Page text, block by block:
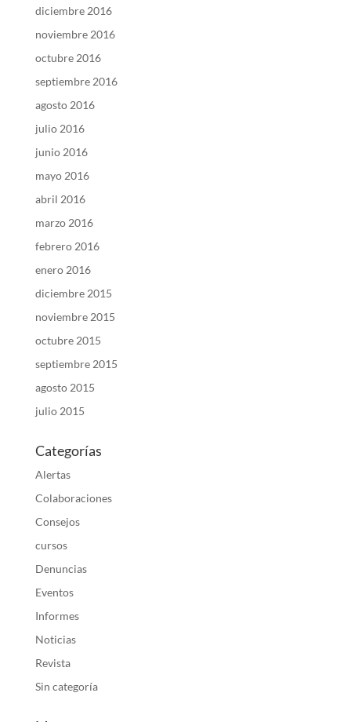
diciembre 2016
noviembre 2016
octubre 2016
septiembre 2016
agosto 2016
julio 2016
junio 2016
mayo 2016
abril 2016
marzo 2016
febrero 2016
enero 2016
diciembre 2015
noviembre 2015
octubre 2015
septiembre 2015
agosto 2015
julio 2015
Categorías
Alertas
Colaboraciones
Consejos
cursos
Denuncias
Eventos
Informes
Noticias
Revista
Sin categoría